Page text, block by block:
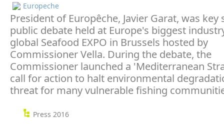
Europeche
President of Europêche, Javier Garat, was key
public debate held at Europe's biggest
global Seafood EXPO in Brussels hosted by
Commissioner Vella. During the debate, the
Commissioner launched a 'Mediterranean
call for action to halt environmental
threat for many vulnerable fishing
Press 2016